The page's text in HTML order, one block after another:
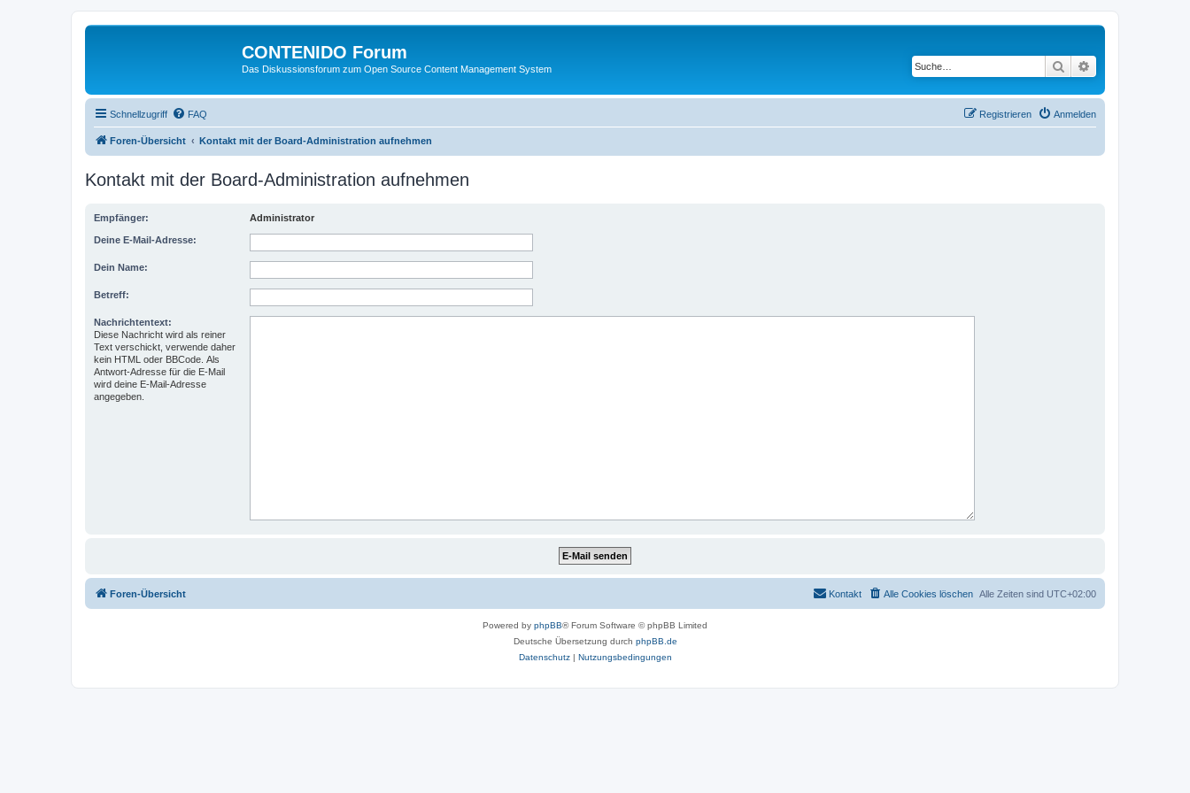
CONTENIDO Forum
Das Diskussionsforum zum Open Source Content Management System Suche
Schnellzugriff FAQ Anmelden
Registrieren
Foren-Übersicht Kontakt mit der Board-Administration aufnehmen
Kontakt mit der Board-Administration aufnehmen
Empfänger: Administrator
Deine E-Mail-Adresse:
Dein Name:
Betreff:
Nachrichtentext:
Diese Nachricht wird als reiner
Text verschickt, verwende daher
kein HTML oder BBCode. Als
Antwort-Adresse für die E-Mail
wird deine E-Mail-Adresse
angegeben.
Foren-Übersicht Alle Zeiten sind UTC+02:00
Alle Cookies löschen
Kontakt
Powered by phpBB® Forum Software © phpBB Limited
Deutsche Übersetzung durch phpBB.de
Datenschutz| Nutzungsbedingungen